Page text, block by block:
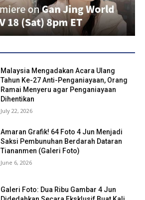
Malaysia Mengadakan Acara Ulang
Tahun Ke-27 Anti-Penganiayaan, Orang
Ramai Menyeru agar Penganiayaan
Dihentikan
July 22, 2026
Amaran Grafik! 64 Foto 4 Jun Menjadi
Saksi Pembunuhan Berdarah Dataran
Tiananmen (Galeri Foto)
June 6, 2026
Galeri Foto: Dua Ribu Gambar 4 Jun